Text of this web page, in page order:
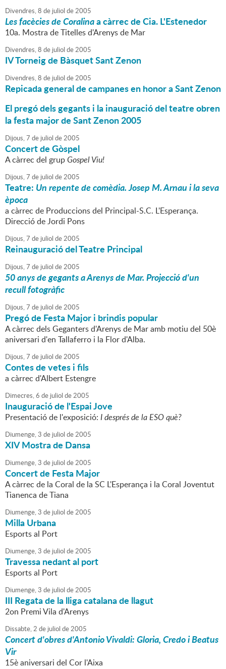
Divendres,8 de juliol de2005
Les facècies de Coralinaa càrrec de Cia. L'Estenedor
10a. Mostra de Titelles d'Arenys de Mar
Divendres,8 de juliol de2005
IV Torneig de Bàsquet Sant Zenon
Divendres,8 de juliol de2005
Repicada general de campanes en honor a Sant Zenon
El pregó dels gegants i la inauguració del teatre obren
la festa major de Sant Zenon 2005
Dijous,7 de juliol de2005
Concert de Gòspel
A càrrec del grupGospel Viu!
Dijous,7 de juliol de2005
Teatre: Un repente de comèdia. Josep M. Arnau i la seva
època
a càrrec de Produccions del Principal-S.C. L'Esperança.
Direcció de Jordi Pons
Dijous,7 de juliol de2005
Reinauguració del Teatre Principal
Dijous,7 de juliol de2005
50 anys de gegants a Arenys de Mar. Projecció d'un
recull fotogràfic
Dijous,7 de juliol de2005
Pregó de Festa Major i brindis popular
A càrrec dels Geganters d'Arenys de Mar amb motiu del 50è
aniversari d'en Tallaferro i la Flor d'Alba.
Dijous,7 de juliol de2005
Contes de vetes i fils
a càrrec d'Albert Estengre
Dimecres,6 de juliol de2005
Inauguració de l'Espai Jove
Presentació de l'exposició: I després de la ESO què?
Diumenge,3 de juliol de2005
XIV Mostra de Dansa
Diumenge,3 de juliol de2005
Concert de Festa Major
A càrrec de la Coral de la SC L'Esperança i la Coral Joventut
Tianenca de Tiana
Diumenge,3 de juliol de2005
Milla Urbana
Esports al Port
Diumenge,3 de juliol de2005
Travessa nedant al port
Esports al Port
Diumenge,3 de juliol de2005
III Regata de la lliga catalana de llagut
2on Premi Vila d'Arenys
Dissabte,2 de juliol de2005
Concert d'obres d'Antonio Vivaldi: Gloria, Credo i Beatus
Vir
15è aniversari del Cor l'Aixa